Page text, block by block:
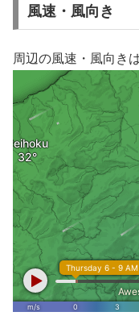
風速・風向き
周辺の風速・風向き